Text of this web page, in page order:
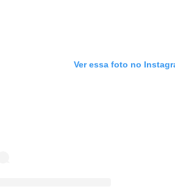
Ver essa foto no